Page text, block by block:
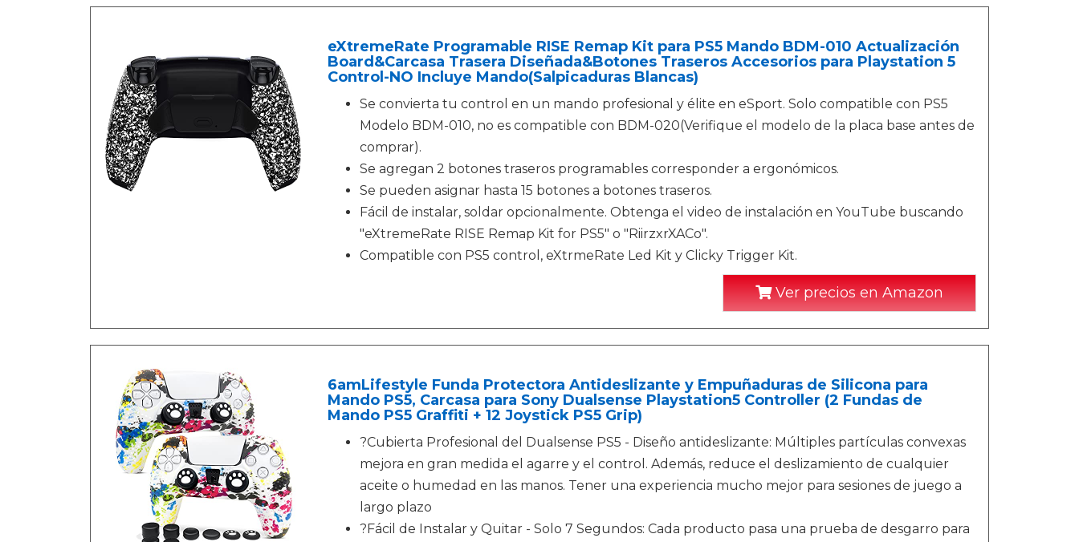
eXtremeRate Programable RISE Remap Kit para PS5 Mando BDM-010 Actualización
Board&Carcasa Trasera Diseñada&Botones Traseros Accesorios para Playstation 5
Control-NO Incluye Mando(Salpicaduras Blancas)
Se convierta tu control en un mando profesional y élite en eSport. Solo compatible con PS5
Modelo BDM-010, no es compatible con BDM-020(Verifique el modelo de la placa base antes de
comprar).
Se agregan 2 botones traseros programables corresponder a ergonómicos.
Se pueden asignar hasta 15 botones a botones traseros.
Fácil de instalar, soldar opcionalmente. Obtenga el video de instalación en YouTube buscando
"eXtremeRate RISE Remap Kit for PS5" o "RiirzxrXACo".
Compatible con PS5 control, eXtrmeRate Led Kit y Clicky Trigger Kit.
Ver precios en Amazon
6amLifestyle Funda Protectora Antideslizante y Empuñaduras de Silicona para
Mando PS5, Carcasa para Sony Dualsense Playstation5 Controller (2 Fundas de
Mando PS5 Graffiti + 12 Joystick PS5 Grip)
?Cubierta Profesional del Dualsense PS5 - Diseño antideslizante: Múltiples partículas convexas
mejora en gran medida el agarre y el control. Además, reduce el deslizamiento de cualquier
aceite o humedad en las manos. Tener una experiencia mucho mejor para sesiones de juego a
largo plazo
?Fácil de Instalar y Quitar - Solo 7 Segundos: Cada producto pasa una prueba de desgarro para